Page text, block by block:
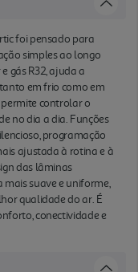
foi pensado para
simples ao longo
gás R32, ajuda a
em frio como em
controlar o
no dia a dia. Funções
programação
ajustada à rotina e à
das lâminas
suave e uniforme,
qualidade do ar. É
conectividade e